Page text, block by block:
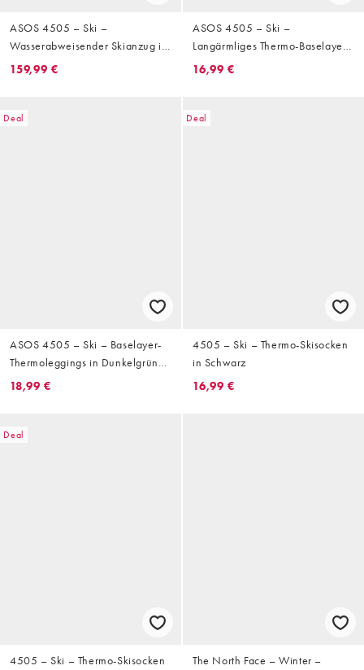
ASOS 4505 – Ski –
Wasserabweisender Skianzug in
Schwarz mit geradem Schnitt
159,99 €
ASOS 4505 – Ski –
Langärmliges Thermo-Baselayer-
Oberteil aus
16,99 €
Deal
ASOS 4505 – Ski – Baselayer-
Thermoleggings in Dunkelgrün
aus schweißableitendem
18,99 €
Deal
4505 – Ski – Thermo-Skisocken
in Schwarz
16,99 €
Deal
4505 – Ski – Thermo-Skisocken
The North Face – Winter –